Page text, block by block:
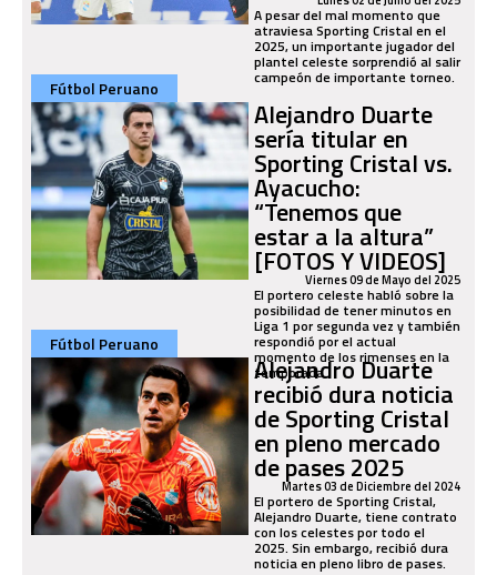
A pesar del mal momento que
atraviesa Sporting Cristal en el
2025, un importante jugador del
plantel celeste sorprendió al salir
campeón de importante torneo.
Fútbol Peruano
Alejandro Duarte
sería titular en
Sporting Cristal vs.
Ayacucho:
“Tenemos que
estar a la altura”
[FOTOS Y VIDEOS]
Viernes 09 de Mayo del 2025
El portero celeste habló sobre la
posibilidad de tener minutos en
Liga 1 por segunda vez y también
respondió por el actual
momento de los rimenses en la
temporada.
Fútbol Peruano
Alejandro Duarte
recibió dura noticia
de Sporting Cristal
en pleno mercado
de pases 2025
Martes 03 de Diciembre del 2024
El portero de Sporting Cristal,
Alejandro Duarte, tiene contrato
con los celestes por todo el
2025. Sin embargo, recibió dura
noticia en pleno libro de pases.